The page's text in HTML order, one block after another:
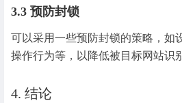
3.3 预防封锁
可以采用一些预防封锁的策略，如
操作行为等，以降低被目标网站识
4. 结论